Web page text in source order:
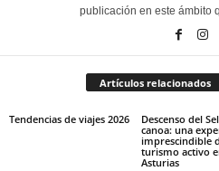
publicación en este ámbito
Artículos relacionados
Tendencias de viajes 2026
Descenso del
canoa: una
imprescindible
turismo activo
Asturias